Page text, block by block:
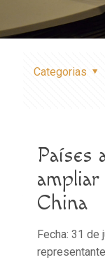
Categorias
Notice: Trying
bool in
/home/
functions.php
Países
China
Fecha: 31 de